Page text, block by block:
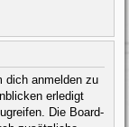
dich anmelden zu
erledigt
Die Board-